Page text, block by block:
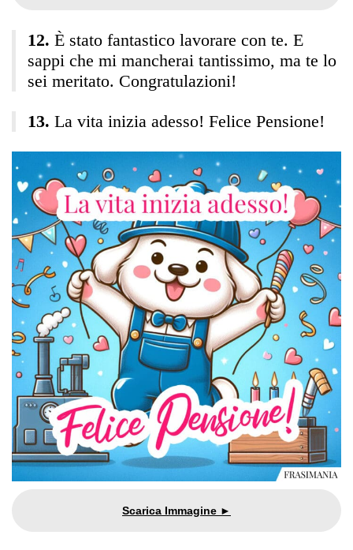
È stato fantastico lavorare con te. E
sappi che mi mancherai tantissimo, ma te lo
sei meritato. Congratulazioni!
La vita inizia adesso! Felice Pensione!